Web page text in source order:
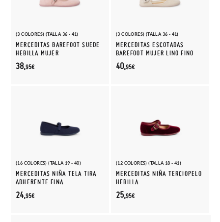
(3 COLORES) (TALLA 36 - 41)
MERCEDITAS BAREFOOT SUEDE
HEBILLA MUJER
38,95€
(3 COLORES) (TALLA 36 - 41)
MERCEDITAS ESCOTADAS
BAREFOOT MUJER LINO FINO
40,95€
(16 COLORES) (TALLA 19 - 40)
MERCEDITAS NIÑA TELA TIRA
ADHERENTE FINA
24,95€
(12 COLORES) (TALLA 18 - 41)
MERCEDITAS NIÑA TERCIOPELO
HEBILLA
25,95€